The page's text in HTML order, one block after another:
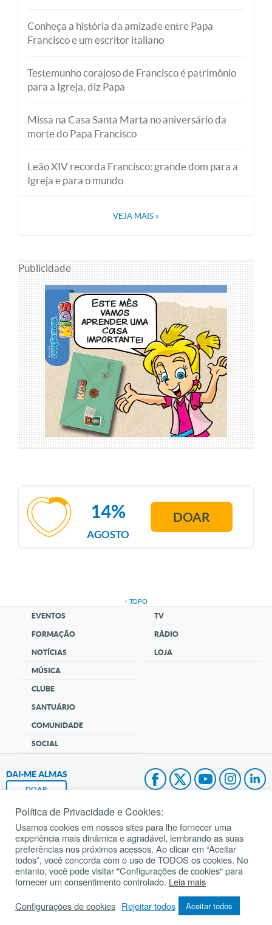
Conheça a história da amizade entre Papa
Francisco e um escritor italiano
Testemunho corajoso de Francisco é patrimônio
para a Igreja, diz Papa
Missa na Casa Santa Marta no aniversário da
morte do Papa Francisco
Leão XIV recorda Francisco: grande dom para a
Igreja e para o mundo
VEJA MAIS »
Publicidade
AGOSTO
14% DOAR
↑ TOPO
EVENTOS
FORMAÇÃO
NOTÍCIAS
MÚSICA
CLUBE
SANTUÁRIO
COMUNIDADE
SOCIAL
TV
RÁDIO
LOJA
DAI-ME ALMAS
DOAR
Fundação João Paulo II
Pedido de Oração
Mapa do site
Todos os direitos reservados.
Política de Privacidade e Cookies:
Usamos cookies em nossos sites para lhe fornecer uma
experiência mais dinâmica e agradável, lembrando as suas
preferências nos próximos acessos. Ao clicar em “Aceitar
todos”, você concorda com o uso de TODOS os cookies. No
entanto, você pode visitar "Configurações de cookies" para
fornecer um consentimento controlado. Leia mais
Configurações de cookies Rejeitar todos Aceitar todos